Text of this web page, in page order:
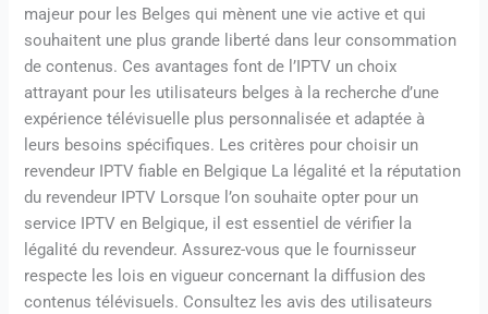
majeur pour les Belges qui mènent une vie active et qui
souhaitent une plus grande liberté dans leur consommation
de contenus. Ces avantages font de l’IPTV un choix
attrayant pour les utilisateurs belges à la recherche d’une
expérience télévisuelle plus personnalisée et adaptée à
leurs besoins spécifiques. Les critères pour choisir un
revendeur IPTV fiable en Belgique La légalité et la réputation
du revendeur IPTV Lorsque l’on souhaite opter pour un
service IPTV en Belgique, il est essentiel de vérifier la
légalité du revendeur. Assurez-vous que le fournisseur
respecte les lois en vigueur concernant la diffusion des
contenus télévisuels. Consultez les avis des utilisateurs